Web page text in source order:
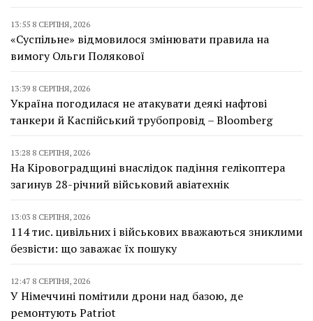
13:55 8 СЕРПНЯ, 2026
«Суспільне» відмовилося змінювати правила на
вимогу Ольги Полякової
13:39 8 СЕРПНЯ, 2026
Україна погодилася не атакувати деякі нафтові
танкери й Каспійський трубопровід – Bloomberg
13:28 8 СЕРПНЯ, 2026
На Кіровоградщині внаслідок падіння гелікоптера
загинув 28-річний військовий авіатехнік
13:03 8 СЕРПНЯ, 2026
114 тис. цивільних і військових вважаються зниклими
безвісти: що заважає їх пошуку
12:47 8 СЕРПНЯ, 2026
У Німеччині помітили дрони над базою, де
ремонтують Patriot